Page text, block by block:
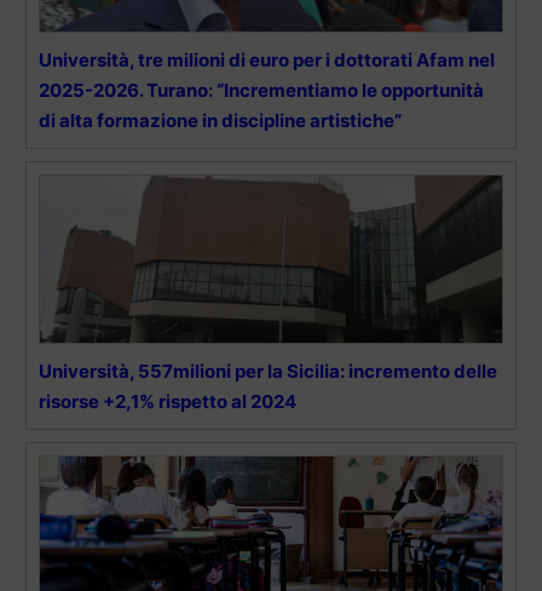
Università, tre milioni di euro per i dottorati Afam nel
2025-2026. Turano: “Incrementiamo le opportunità
di alta formazione in discipline artistiche”
Università, 557milioni per la Sicilia: incremento delle
risorse +2,1% rispetto al 2024